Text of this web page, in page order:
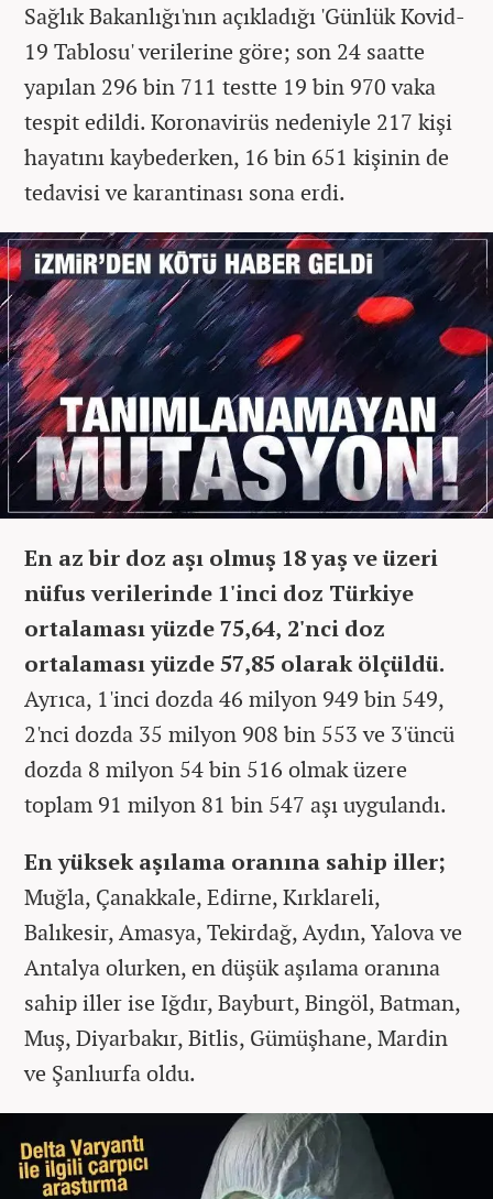
Sağlık Bakanlığı'nın açıkladığı 'Günlük Kovid-
19 Tablosu' verilerine göre; son 24 saatte
yapılan 296 bin 711 testte 19 bin 970 vaka
tespit edildi. Koronavirüs nedeniyle 217 kişi
hayatını kaybederken, 16 bin 651 kişinin de
tedavisi ve karantinası sona erdi.
En az bir doz aşı olmuş 18 yaş ve üzeri
nüfus verilerinde 1'inci doz Türkiye
ortalaması yüzde 75,64, 2'nci doz
ortalaması yüzde 57,85 olarak ölçüldü.
Ayrıca, 1'inci dozda 46 milyon 949 bin 549,
2'nci dozda 35 milyon 908 bin 553 ve 3'üncü
dozda 8 milyon 54 bin 516 olmak üzere
toplam 91 milyon 81 bin 547 aşı uygulandı.
En yüksek aşılama oranına sahip iller;
Muğla, Çanakkale, Edirne, Kırklareli,
Balıkesir, Amasya, Tekirdağ, Aydın, Yalova ve
Antalya olurken, en düşük aşılama oranına
sahip iller ise Iğdır, Bayburt, Bingöl, Batman,
Muş, Diyarbakır, Bitlis, Gümüşhane, Mardin
ve Şanlıurfa oldu.